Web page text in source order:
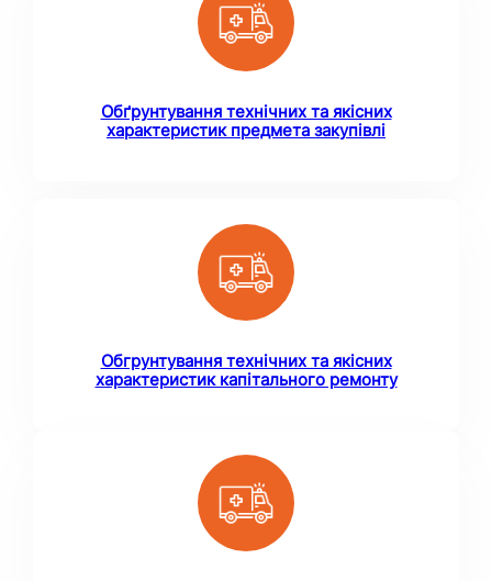
Обґрунтування технічних та якісних
характеристик предмета закупівлі
Обгрунтування технічних та якісних
характеристик капітального ремонту